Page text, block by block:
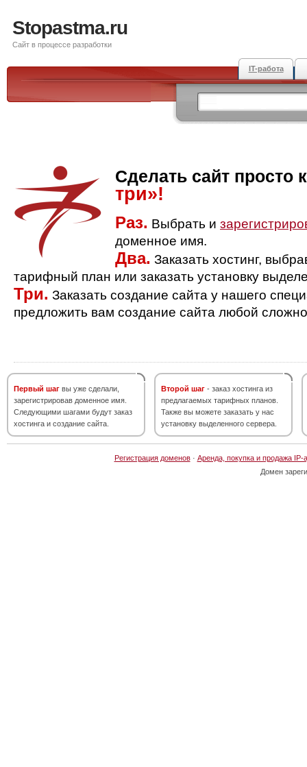
Stopastma.ru
Сайт в процессе разработки
IT-работа
Сделать сайт просто
три»!
Раз. Выбрать и
доменное имя.
Два. Заказать хостинг,
тарифный план или заказать установку
Три. Заказать создание сайта у нашего
предложить вам создание сайта любой
Первый шаг вы уже сделали,
зарегистрировав доменное имя.
Следующими шагами будут заказ
хостинга и создание сайта.
Второй шаг - заказ хостинга из
предлагаемых тарифных планов.
Также вы можете заказать у нас
установку выделенного сервера.
Регистрация доменов· Аренда, покупка и продажа IP-
Домен